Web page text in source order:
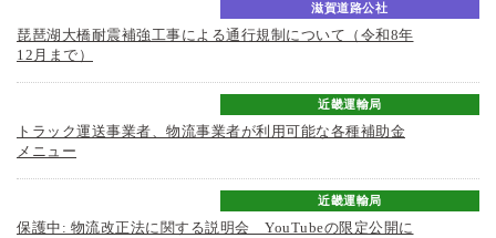
滋賀道路公社
琵琶湖大橋耐震補強工事による通行規制について（令和8年
12月まで）
近畿運輸局
トラック運送事業者、物流事業者が利用可能な各種補助金
メニュー
近畿運輸局
保護中: 物流改正法に関する説明会 YouTubeの限定公開に